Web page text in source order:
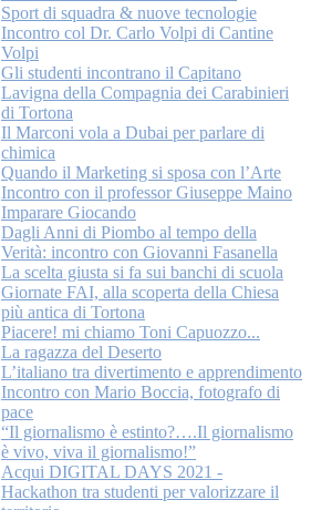
Sport di squadra & nuove tecnologie
Incontro col Dr. Carlo Volpi di Cantine
Volpi
Gli studenti incontrano il Capitano
Lavigna della Compagnia dei Carabinieri
di Tortona
Il Marconi vola a Dubai per parlare di
chimica
Quando il Marketing si sposa con l’Arte
Incontro con il professor Giuseppe Maino
Imparare Giocando
Dagli Anni di Piombo al tempo della
Verità: incontro con Giovanni Fasanella
La scelta giusta si fa sui banchi di scuola
Giornate FAI, alla scoperta della Chiesa
più antica di Tortona
Piacere! mi chiamo Toni Capuozzo...
La ragazza del Deserto
L’italiano tra divertimento e apprendimento
Incontro con Mario Boccia, fotografo di
pace
“Il giornalismo è estinto?….Il giornalismo
è vivo, viva il giornalismo!”
Acqui DIGITAL DAYS 2021 -
Hackathon tra studenti per valorizzare il